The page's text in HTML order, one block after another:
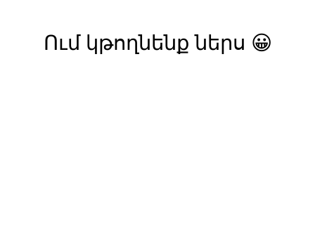
Ում կթողնենք ներս 😀